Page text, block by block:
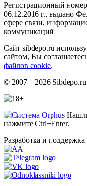
Регистрационный
06.12.2016 г., выдано
сфере связи,
коммуникаций
Сайт sibdepo.ru
сайтом, Вы
файлов cookie.
© 2007—2026
нажмите Ctrl+Enter.
Разработка и поддержка